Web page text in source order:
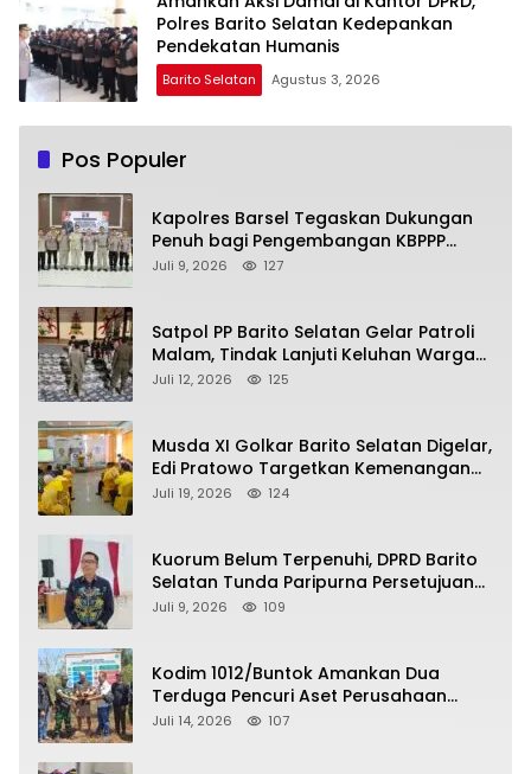
Polres Barito Selatan Kedepankan
Pendekatan Humanis
Barito Selatan Agustus 3, 2026
Pos Populer
Kapolres Barsel Tegaskan Dukungan
Penuh bagi Pengembangan KBPPP
Kalimantan Tengah
Juli 9, 2026 127
Satpol PP Barito Selatan Gelar Patroli
Malam, Tindak Lanjuti Keluhan Warga
soal Balap Liar dan Remaja Nongkrong
Juli 12, 2026 125
Musda XI Golkar Barito Selatan Digelar,
Edi Pratowo Targetkan Kemenangan
Partai pada Pemilu Mendatang
Juli 19, 2026 124
Kuorum Belum Terpenuhi, DPRD Barito
Selatan Tunda Paripurna Persetujuan
Raperda Pertanggungjawaban APBD
Juli 9, 2026 109
Kodim 1012/Buntok Amankan Dua
Terduga Pencuri Aset Perusahaan
Sitaan Satgas PKH, Satu Paket Diduga
Juli 14, 2026 107